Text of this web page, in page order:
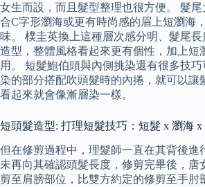
女生而設，而且髮型整理也很方便。 髮
合C字形瀏海或更有時尚感的眉上短瀏海
味。 樸圭英換上這種層次感分明、髮尾
造型，整體風格看起來更有個性，加上短
用。 短髮鮑伯頭與內側挑染還有很多技
染的部分搭配吹頭髮時的內捲，就可以讓
看起來就會像漸層染一樣。
短頭髮造型: 打理短髮技巧：短髮 x 瀏海 x
但在修剪過程中，理髮師一直在其背後進
未再向其確認頭髮長度，修剪完畢後，唐
剪至肩膀部位，比雙方約定的修剪至手肘